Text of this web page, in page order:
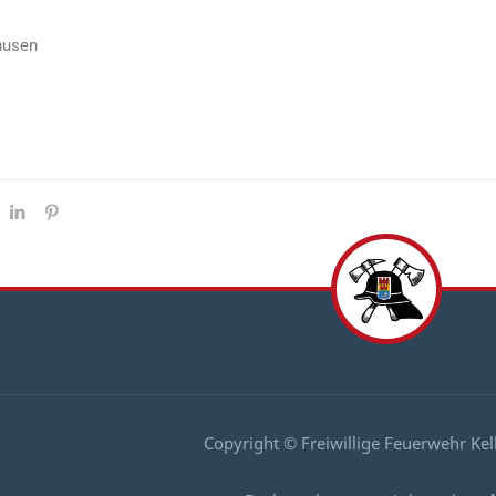
Copyright © Freiwillige Feuerwehr